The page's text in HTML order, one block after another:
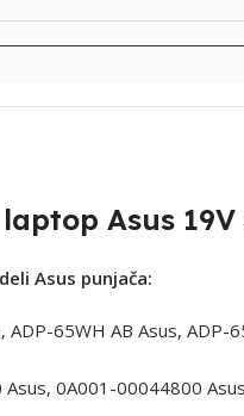
Asus
Asus punjača:
ADP-65WH AB Asus,
0A001-00044800